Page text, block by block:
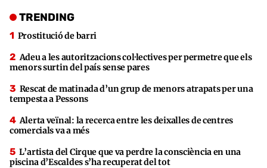
TRENDING
Prostitució de barri
Adeu a les autoritzacions col·lectives per permetre que els
menors surtin del país sense pares
Rescat de matinada d’un grup de menors atrapats per una
tempesta a Pessons
Alerta veïnal: la recerca entre les deixalles de centres
comercials va a més
L’artista del Cirque que va perdre la consciència en una
piscina d’Escaldes s’ha recuperat del tot